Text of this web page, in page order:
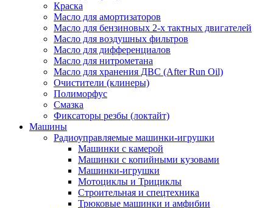
Краска
Масло для амортизаторов
Масло для бензиновых 2-х тактных двигателей
Масло для воздушных фильтров
Масло для дифференциалов
Масло для нитрометана
Масло для хранения ДВС (After Run Oil)
Очистители (клинеры)
Полиморфус
Смазка
Фиксаторы резбы (локтайт)
Машины
Радиоуправляемые машинки-игрушки
Машинки с камерой
Машинки с копийными кузовами
Машинки-игрушки
Мотоциклы и Трициклы
Строительная и спецтехника
Трюковые машинки и амфибии